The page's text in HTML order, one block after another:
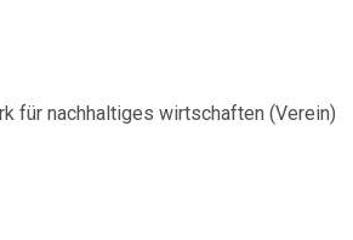
für nachhaltiges wirtschaften (Verein)